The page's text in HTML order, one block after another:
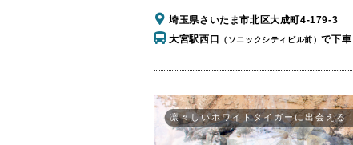
埼玉県さいたま市北区大成町4-179-3
大宮駅西口
（ソニックシティビル前）で下車
凛々しいホワイトタイガーに出会える！